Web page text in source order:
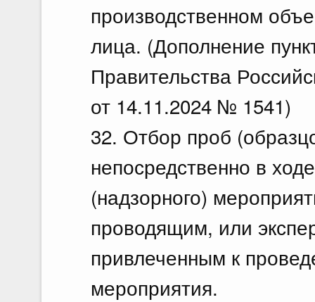
производственном
лица. (Дополнение
Правительства
от 14.11.2024 № 1541)
32. Отбор проб
непосредственно в
(надзорного)
проводящим, или
привлеченным к
мероприятия.